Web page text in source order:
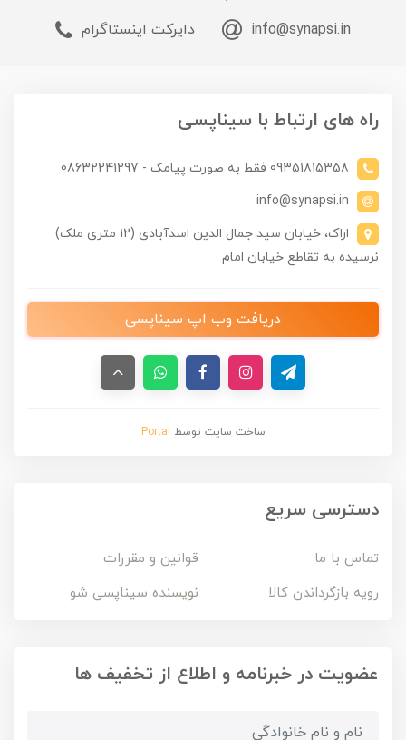
info@synapsi.in دایرکت اینستاگرام
راه های ارتباط با سیناپسی
09351815358 فقط به صورت پیامک - 08632241297
info@synapsi.in
اراک، خیابان سید جمال الدین اسدآبادی (12 متری ملک)
نرسیده به تقاطع خیابان امام
دریافت وب اپ سیناپسی
ساخت سایت توسط Portal
دسترسی سریع
تماس با ما
قوانین و مقررات
رویه بازگرداندن کالا
نویسنده سیناپسی شو
عضویت در خبرنامه و اطلاع از تخفیف ها